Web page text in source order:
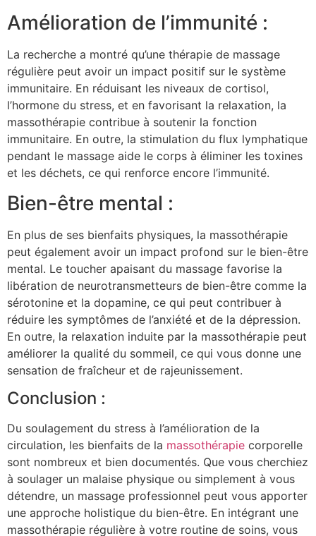
Amélioration de l’immunité :
La recherche a montré qu’une thérapie de massage
régulière peut avoir un impact positif sur le système
immunitaire. En réduisant les niveaux de cortisol,
l’hormone du stress, et en favorisant la relaxation, la
massothérapie contribue à soutenir la fonction
immunitaire. En outre, la stimulation du flux lymphatique
pendant le massage aide le corps à éliminer les toxines
et les déchets, ce qui renforce encore l’immunité.
Bien-être mental :
En plus de ses bienfaits physiques, la massothérapie
peut également avoir un impact profond sur le bien-être
mental. Le toucher apaisant du massage favorise la
libération de neurotransmetteurs de bien-être comme la
sérotonine et la dopamine, ce qui peut contribuer à
réduire les symptômes de l’anxiété et de la dépression.
En outre, la relaxation induite par la massothérapie peut
améliorer la qualité du sommeil, ce qui vous donne une
sensation de fraîcheur et de rajeunissement.
Conclusion :
Du soulagement du stress à l’amélioration de la
circulation, les bienfaits de la massothérapie corporelle
sont nombreux et bien documentés. Que vous cherchiez
à soulager un malaise physique ou simplement à vous
détendre, un massage professionnel peut vous apporter
une approche holistique du bien-être. En intégrant une
massothérapie régulière à votre routine de soins, vous